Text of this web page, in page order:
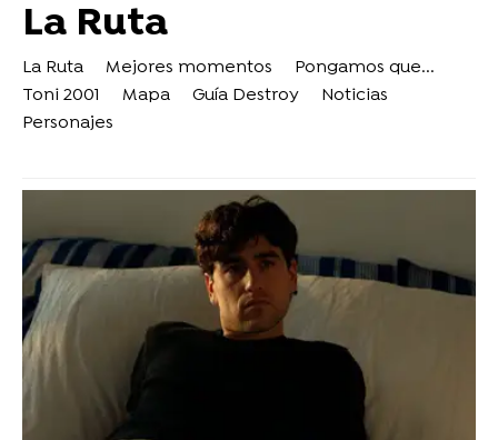
La Ruta
La Ruta Mejores momentos
Pongamos que...
Toni 2001
Mapa Guía Destroy
Noticias
Personajes